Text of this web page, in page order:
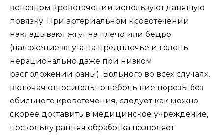
венозном кровотечении используют давящую
повязку. При артериальном кровотечении
накладывают жгут на плечо или бедро
(наложение жгута на предплечье и голень
нерационально даже при низком
расположении раны). Больного во всех случаях,
включая относительно небольшие порезы без
обильного кровотечения, следует как можно
скорее доставить в медицинское учреждение,
поскольку ранняя обработка позволяет